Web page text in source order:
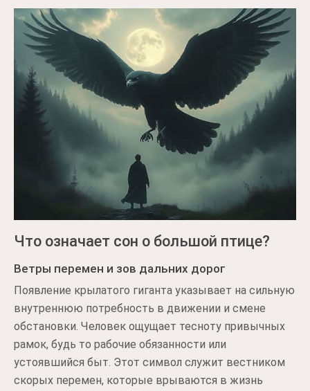
Что означает сон о большой птице?
Ветры перемен и зов дальних дорог
Появление крылатого гиганта указывает на сильную
внутреннюю потребность в движении и смене
обстановки. Человек ощущает тесноту привычных
рамок, будь то рабочие обязанности или
устоявшийся быт. Этот символ служит вестником
скорых перемен, которые врываются в жизнь